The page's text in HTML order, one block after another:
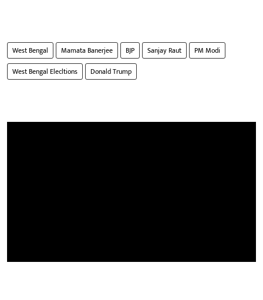
West Bengal Mamata Banerjee BJP Sanjay Raut
PM Modi
West Bengal Elecltions
Donald Trump